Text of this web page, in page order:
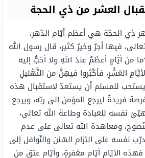
العشر من ذي الحجة
ذي الحجّة هي أعظم أيّام الدّهر،
فيها أجرٌ وخيرٌ كثير، قال رسول الله
من أيَّامٍ أعظَمُ عندَ اللهِ ولا أحَبُّ إليه
العَشْرِ، فأكْثِروا فيهِنَّ من التَّهْليلِ
للمسلم أن يستعدّ لاستقبال هذه
فريدةٌ ليرجع المؤمن إلى ربّه، ويرجع
نفسه للعبادة وطاعة الله تعالى،
ومعاهدة الله تعالى على عدم
نفسه على التزام السّنن والنّوافل إلى
الأيّام أيّام مغفرةٍ، وأيّام عتقٍ من